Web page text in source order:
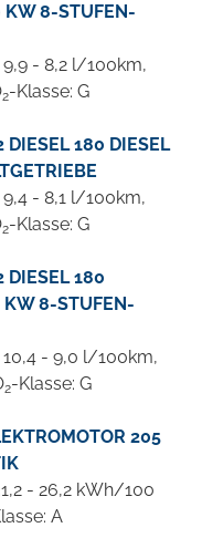
8-STUFEN-
- 8,2 l/100km,
2-Klasse: G
180 DIESEL
- 8,1 l/100km,
2-Klasse: G
DIESEL 180
8-STUFEN-
- 9,0 l/100km,
2-Klasse: G
205
- 26,2 kWh/100
A